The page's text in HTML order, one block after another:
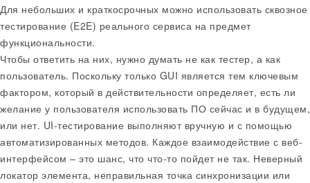
Для небольших и краткосрочных можно использовать сквозное
тестирование (E2E) реального сервиса на предмет
функциональности.
Чтобы ответить на них, нужно думать не как тестер, а как
пользователь. Поскольку только GUI является тем ключевым
фактором, который в действительности определяет, есть ли
желание у пользователя использовать ПО сейчас и в будущем,
или нет. UI-тестирование выполняют вручную и с помощью
автоматизированных методов. Каждое взаимодействие с веб-
интерфейсом – это шанс, что что-то пойдет не так. Неверный
локатор элемента, неправильная точка синхронизации или